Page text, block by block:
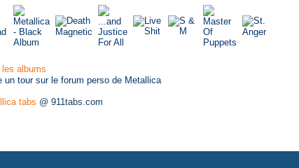
les albums
un tour sur le forum perso de Metallica
tabs @ 911tabs.com